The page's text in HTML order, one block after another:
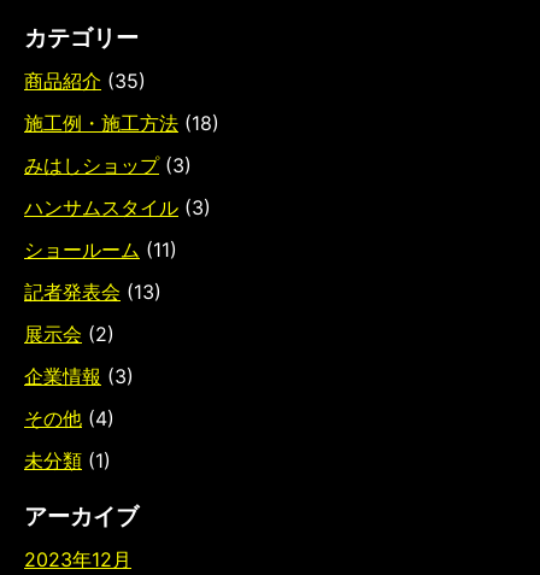
カテゴリー
商品紹介 (35)
施工例・施工方法 (18)
みはしショップ(3)
ハンサムスタイル (3)
ショールーム (11)
記者発表会 (13)
展示会 (2)
企業情報 (3)
その他 (4)
未分類 (1)
アーカイブ
2023年12月